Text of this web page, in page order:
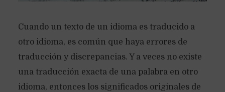
Cuando un texto de un idioma es traducido a
otro idioma, es común que haya errores de
traducción y discrepancias. Y a veces no existe
una traducción exacta de una palabra en otro
idioma, entonces los significados originales de